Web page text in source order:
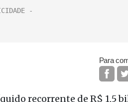
Para
recorrente de R$ 1,5